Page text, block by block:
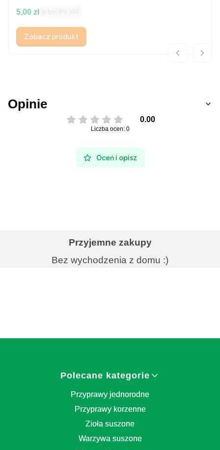
Cena brutto
5,00 zł w tym %s VAT
w tym VAT
Zobacz produkt
Opinie
0.00
Liczba ocen: 0
Oceń i opisz
Przyjemne zakupy
Bez wychodzenia z domu :)
Polecane kategorie
Przyprawy jednorodne
Przyprawy korzenne
Zioła suszone
Warzywa suszone